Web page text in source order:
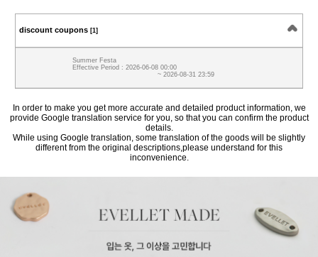
discount coupons [1]
Summer Festa
Effective Period : 2026-06-08 00:00
~ 2026-08-31 23:59
In order to make you get more accurate and detailed product information, we
provide Google translation service for you, so that you can confirm the product
details.
While using Google translation, some translation of the goods will be slightly
different from the original descriptions,please understand for this
inconvenience.